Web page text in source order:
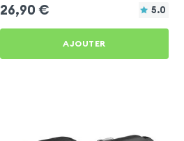
26,90 € 5.0
AJOUTER